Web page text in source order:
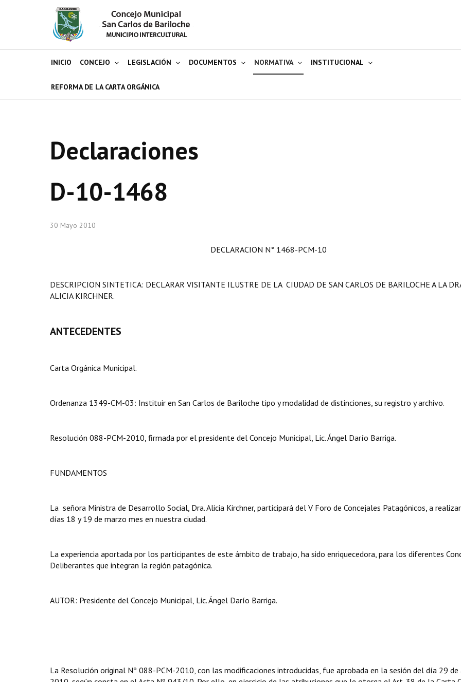
INICIO CONCEJO LEGISLACIÓN DOCUMENTOS NORMATIVA INSTITUCIONAL
REFORMA DE LA CARTA ORGÁNICA
Declaraciones
D-10-1468
30 Mayo 2010
DECLARACION N° 1468-PCM-10
DESCRIPCION SINTETICA: DECLARAR VISITANTE ILUSTRE DE LA CIUDAD DE SAN CARLOS DE BARILOCHE A LA
ALICIA KIRCHNER.
ANTECEDENTES
Carta Orgánica Municipal.
Ordenanza 1349-CM-03: Instituir en San Carlos de Bariloche tipo y modalidad de distinciones, su registro y archivo.
Resolución 088-PCM-2010, firmada por el presidente del Concejo Municipal, Lic. Ángel Darío Barriga.
FUNDAMENTOS
La señora Ministra de Desarrollo Social, Dra. Alicia Kirchner, participará del V Foro de Concejales Patagónicos, a
días 18 y 19 de marzo mes en nuestra ciudad.
La experiencia aportada por los participantes de este ámbito de trabajo, ha sido enriquecedora, para los diferentes
Deliberantes que integran la región patagónica.
AUTOR: Presidente del Concejo Municipal, Lic. Ángel Darío Barriga.
La Resolución original Nº 088-PCM-2010, con las modificaciones introducidas, fue aprobada en la sesión del día 29 de